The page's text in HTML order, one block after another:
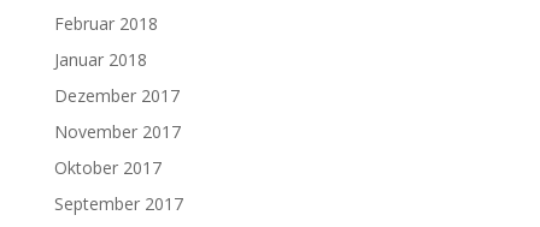
Februar 2018
Januar 2018
Dezember 2017
November 2017
Oktober 2017
September 2017